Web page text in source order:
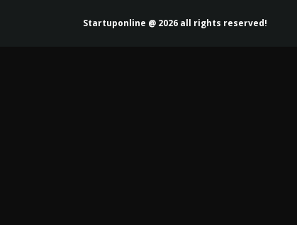
Startuponline @ 2026 all rights reserved!